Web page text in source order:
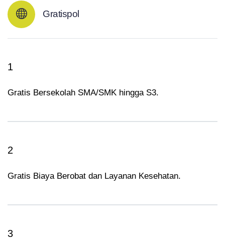
Gratispol
1
Gratis Bersekolah SMA/SMK hingga S3.
2
Gratis Biaya Berobat dan Layanan Kesehatan.
3